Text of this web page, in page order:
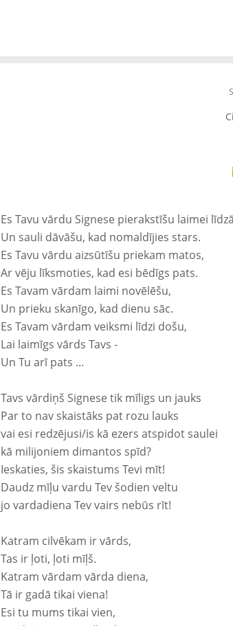
Es Tavu vārdu Signese pierakstīšu laimei
Un sauli dāvāšu, kad nomaldījies stars.
Es Tavu vārdu aizsūtīšu priekam matos,
Ar vēju līksmoties, kad esi bēdīgs pats.
Es Tavam vārdam laimi novēlēšu,
Un prieku skanīgo, kad dienu sāc.
Es Tavam vārdam veiksmi līdzi došu,
Lai laimīgs vārds Tavs -
Un Tu arī pats ...
Tavs vārdiņš Signese tik mīligs un jauks
Par to nav skaistāks pat rozu lauks
vai esi redzējusi/is kā ezers atspidot saulei
kā milijoniem dimantos spīd?
Ieskaties, šis skaistums Tevi mīt!
Daudz mīļu vardu Tev šodien veltu
jo vardadiena Tev vairs nebūs rīt!
Katram cilvēkam ir vārds,
Tas ir ļoti, ļoti mīļš.
Katram vārdam vārda diena,
Tā ir gadā tikai viena!
Esi tu mums tikai vien,